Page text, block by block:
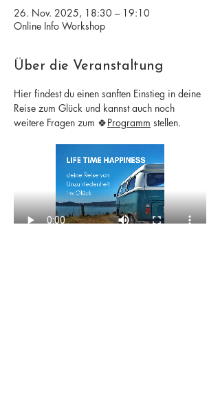
26. Nov. 2025, 18:30 – 19:10
Online Info Workshop
Über die Veranstaltung
Hier findest du einen sanften Einstieg in deine
Reise zum Glück und kannst auch noch
weitere Fragen zum 🍀Programm stellen.